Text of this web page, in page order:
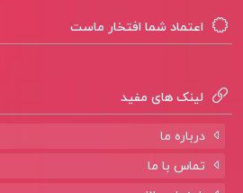
اعتماد شما افتخار ماست
لینک های مفید
درباره ما
تماس با ما